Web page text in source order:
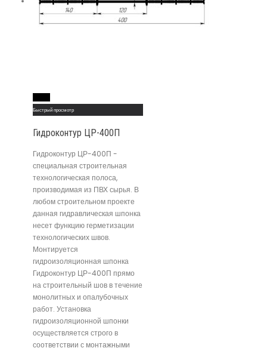
Быстрый просмотр
Гидроконтур ЦР-400П
Гидроконтур ЦР-400П -
специальная строительная
технологическая полоса,
производимая из ПВХ сырья. В
любом строительном проекте
данная гидравлическая шпонка
несет функцию герметизации
технологических швов.
Монтируется
гидроизоляционная шпонка
Гидроконтур ЦР-400П прямо
на строительный шов в течение
монолитных и опалубочных
работ. Установка
гидроизоляционной шпонки
осуществляется строго в
соответствии с монтажными